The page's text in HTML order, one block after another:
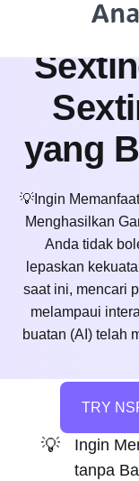
yang
💡Ingin
Menghasilkan
Anda tidak
lepaskan
saat ini, mencari
melampaui
buatan (AI) telah
TRY
💡
Ingin
tanpa